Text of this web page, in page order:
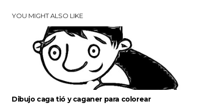
YOU MIGHT ALSO LIKE
Dibujo caga tió y caganer para colorear